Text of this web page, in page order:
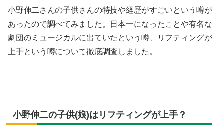
小野伸二さんの子供さんの特技や経歴がすごいという噂が
あったので調べてみました。日本一になったことや有名な
劇団のミュージカルに出ていたという噂、リフティングが
上手という噂について徹底調査しました。
小野伸二の子供(娘)はリフティングが上手？